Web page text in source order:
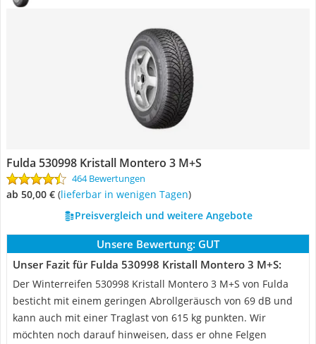
Fulda 530998 Kristall Montero 3 M+S
464 Bewertungen
ab 50,00 € ( Lieferbar in wenigen Tagen)
Preisvergleich und weitere Angebote
Unsere Bewertung: GUT
Unser Fazit für Fulda 530998 Kristall Montero 3 M+S:
Der Winterreifen 530998 Kristall Montero 3 M+S von Fulda
besticht mit einem geringen Abrollgeräusch von 69 dB und
kann auch mit einer Traglast von 615 kg punkten. Wir
möchten noch darauf hinweisen, dass er ohne Felgen